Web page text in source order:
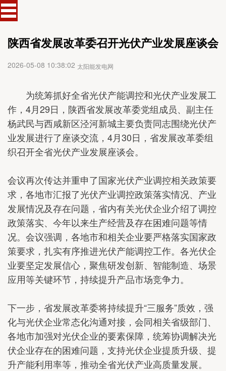
陕西省发展改革委召开光伏产业发展座谈会
2026-05-08 10:38:02 太阳能发电网
为统筹抓好全省光伏产能调控和光伏产业发展工
作，4月29日，陕西省发展改革委党组成员、副主任
杨武民与西咸新区泾河新城主要负责同志围绕光伏产
业发展进行了座谈交流，4月30日，省发展改革委组
织召开全省光伏产业发展座谈会。
会议再次传达并重申了国家光伏产业调控相关政策要
求，各地市汇报了光伏产业调控政策落实情况、产业
发展情况及存在问题，省内有关光伏企业介绍了调控
政策落实、今年以来生产经营及存在困难问题等情
况。会议强调，各地市和相关企业要严格落实国家政
策要求，扎实有序推进光伏产能调控工作。各光伏企
业要坚定发展信心，聚焦研发创新、智能制造、场景
应用等关键环节，持续提升产品市场竞争力。
下一步，省发展改革委将持续提升“三服务”质效，强
化与光伏企业常态化沟通对接，会同相关省级部门、
各地市加强对光伏企业的要素保障，统筹协调解决光
伏企业存在的困难问题，支持光伏企业提质升级、提
升产能利用率等，推动全省光伏产业高质量发展。